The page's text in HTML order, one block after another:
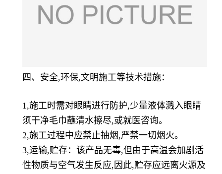
四、安全,环保,文明施工等技术措施：
1,施工时需对眼睛进行防护,少量液体溅入眼睛
须干净毛巾蘸清水擦尽,或就医咨询。
2,施工过程中应禁止抽烟,严禁一切烟火。
3,运输,贮存：该产品无毒,但由于高温会加剧活
性物质与空气发生反应,因此,贮存应远离火源及